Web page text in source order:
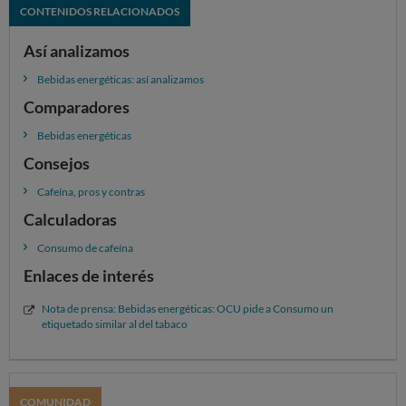
embarazadas o en la lactancia o personas
sensibles.
Que no se debe consumir de forma
combinada con alcohol
CONTENIDOS RELACIONADOS
Así analizamos
Bebidas energéticas: así analizamos
Comparadores
Bebidas energéticas
Consejos
Cafeína, pros y contras
Calculadoras
Consumo de cafeína
Enlaces de interés
Nota de prensa: Bebidas energéticas: OCU pide a Consumo un
etiquetado similar al del tabaco
COMUNIDAD